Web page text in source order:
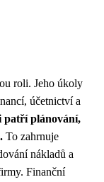
roli. Jeho úkoly
účetnictví a
patří plánování,
To zahrnuje
nákladů a
Finanční